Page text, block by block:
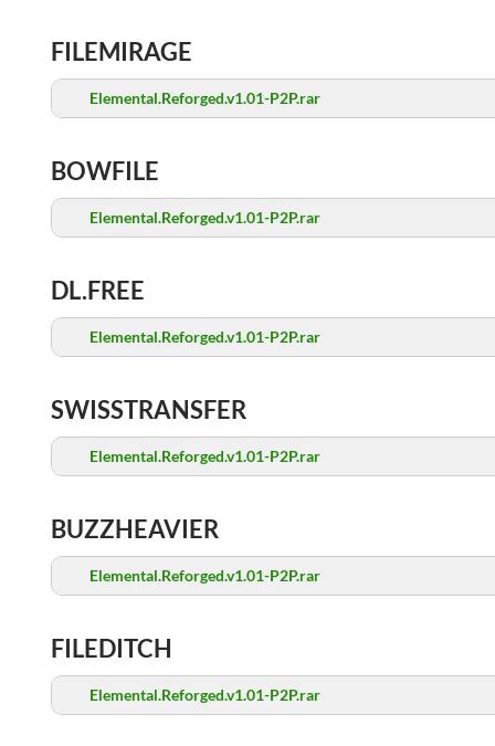
FILEMIRAGE
Elemental.Reforged.v1.01-P2P.rar
BOWFILE
Elemental.Reforged.v1.01-P2P.rar
DL.FREE
Elemental.Reforged.v1.01-P2P.rar
SWISSTRANSFER
Elemental.Reforged.v1.01-P2P.rar
BUZZHEAVIER
Elemental.Reforged.v1.01-P2P.rar
FILEDITCH
Elemental.Reforged.v1.01-P2P.rar